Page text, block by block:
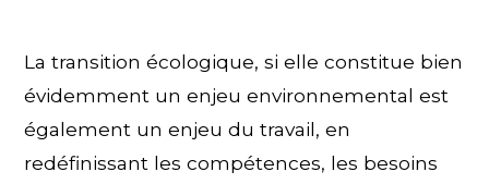
La transition écologique, si elle constitue bien
évidemment un enjeu environnemental est
également un enjeu du travail, en
redéfinissant les compétences, les besoins